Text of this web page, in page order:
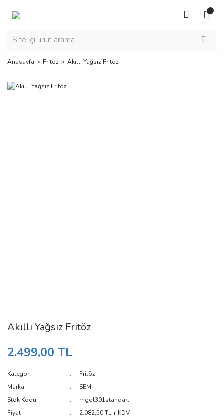
Anasayfa Fritöz Akıllı Yağsız Fritöz
Akıllı Yağsız Fritöz
2.499,00 TL
Kategori
Fritöz
Marka
SEM
Stok Kodu
mgol301standart
Fiyat
2.082,50 TL + KDV